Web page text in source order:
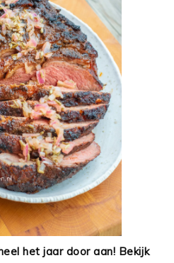
het jaar door aan! Bekijk